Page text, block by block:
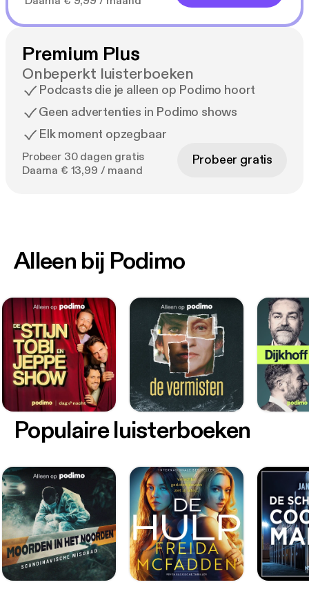
Premium Plus
Onbeperkt luisterboeken
Podcasts die je alleen op Podimo hoort
Geen advertenties in Podimo shows
Elk moment opzegbaar
Probeer 30 dagen gratis
Daarna € 13,99 / maand
Probeer gratis
Alleen bij Podimo
Populaire luisterboeken